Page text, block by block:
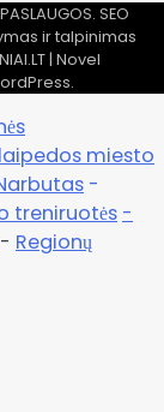
SEO
ir talpinimas
| Novel
.
miesto
-
treniruotės -
- Regionų